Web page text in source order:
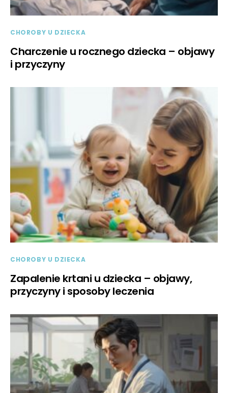
CHOROBY U DZIECKA
Charczenie u rocznego dziecka – objawy
i przyczyny
CHOROBY U DZIECKA
Zapalenie krtani u dziecka – objawy,
przyczyny i sposoby leczenia